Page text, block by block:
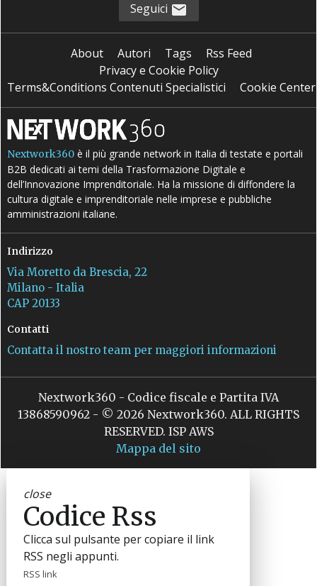
Seguici
About Autori Tags
Rss Feed
Privacy e Cookie Policy
Terms&Conditions Contenuti Specialistici
Cookie Center
Nextwork360 è il più grande network in Italia di testate e portali
B2B dedicati ai temi della Trasformazione Digitale e
dell’Innovazione Imprenditoriale. Ha la missione di diffondere la
cultura digitale e imprenditoriale nelle imprese e pubbliche
amministrazioni italiane.
Indirizzo
Via Moretto da Brescia, 22
Milano - Italia
CAP 20133
Contatti
Contatta il nostro team per maggiori informazioni
Nextwork360 - Codice fiscale e Partita IVA
13868590962 - © 2026 Nextwork360. ALL RIGHTS
RESERVED. ISP AWS
Mappa del sito
close
Codice Rss
Clicca sul pulsante per copiare il link
RSS negli appunti.
RSS link